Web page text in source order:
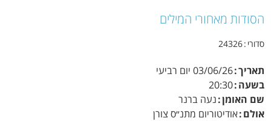
הסודות מאחורי המילים
סדורי 24326
תאריך 03/06/26 יום רביעי
בשעה 20:30
שם האומן נעה ברנר
אולם אודיטוריום מתנ״ס צורן